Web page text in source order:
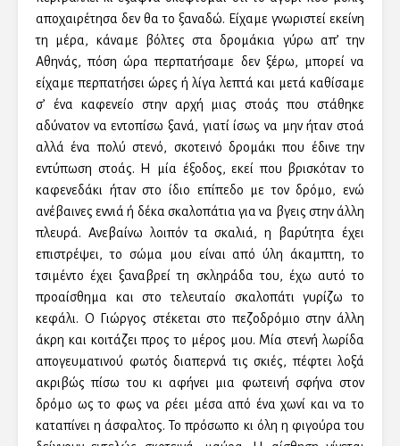
αποχαιρέτησα δεν θα το ξαναδώ. Είχαμε γνωριστεί εκείνη
τη μέρα, κάναμε βόλτες στα δρομάκια γύρω απ’ την
Αθηνάς, πόση ώρα περπατήσαμε δεν ξέρω, μπορεί να
είχαμε περπατήσει ώρες ή λίγα λεπτά και μετά καθίσαμε
σ’ ένα καφενείο στην αρχή μιας στοάς που στάθηκε
αδύνατον να εντοπίσω ξανά, γιατί ίσως να μην ήταν στοά
αλλά ένα πολύ στενό, σκοτεινό δρομάκι που έδινε την
εντύπωση στοάς. Η μία έξοδος, εκεί που βρισκόταν το
καφενεδάκι ήταν στο ίδιο επίπεδο με τον δρόμο, ενώ
ανέβαινες εννιά ή δέκα σκαλοπάτια για να βγεις στην άλλη
πλευρά. Ανεβαίνω λοιπόν τα σκαλιά, η βαρύτητα έχει
επιστρέψει, το σώμα μου είναι από ύλη άκαμπτη, το
τσιμέντο έχει ξαναβρεί τη σκληράδα του, έχω αυτό το
προαίσθημα και στο τελευταίο σκαλοπάτι γυρίζω το
κεφάλι. Ο Γιώργος στέκεται στο πεζοδρόμιο στην άλλη
άκρη και κοιτάζει προς το μέρος μου. Μία στενή λωρίδα
απογευματινού φωτός διαπερνά τις σκιές, πέφτει λοξά
ακριβώς πίσω του κι αφήνει μια φωτεινή σφήνα στον
δρόμο ως το φως να ρέει μέσα από ένα χωνί και να το
καταπίνει η άσφαλτος. Το πρόσωπο κι όλη η φιγούρα του